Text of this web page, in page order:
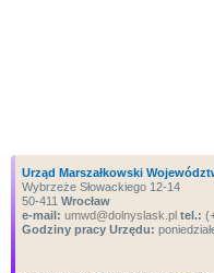
Urząd Marszałkowski
Wybrzeże Słowackiego 12-14
50-411 Wrocław
e-mail: umwd@dolnyslask.pl tel.:
Godziny pracy Urzędu: